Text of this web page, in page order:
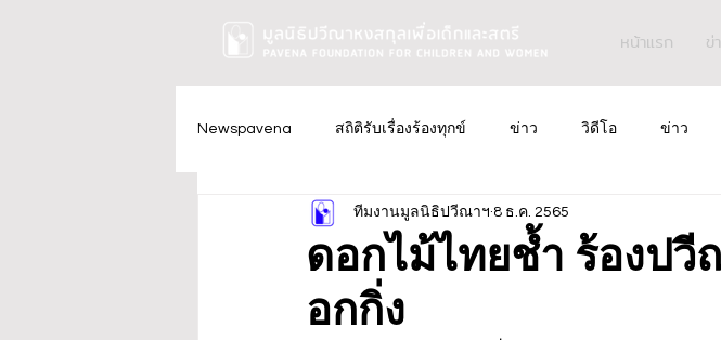
หน้าแรก ข่
Newspavena สถิติรับเรื่องร้องทุกข์ ข่าว วิดีโอ ข่าว
ดอกไม้ไทยช้ำ ร้องป
อกกิ่ง
ทีมงานมูลนิธิปวีณาฯ 8 ธ.ค. 2565